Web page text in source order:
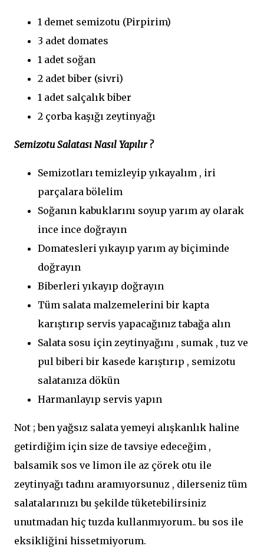
1 demet semizotu (Pirpirim)
3 adet domates
1 adet soğan
2 adet biber (sivri)
1 adet salçalık biber
2 çorba kaşığı zeytinyağı
Semizotu Salatası Nasıl Yapılır ?
Semizotları temizleyip yıkayalım , iri
parçalara bölelim
Soğanın kabuklarını soyup yarım ay olarak
ince ince doğrayın
Domatesleri yıkayıp yarım ay biçiminde
doğrayın
Biberleri yıkayıp doğrayın
Tüm salata malzemelerini bir kapta
karıştırıp servis yapacağınız tabağa alın
Salata sosu için zeytinyağını , sumak , tuz ve
pul biberi bir kasede karıştırıp , semizotu
salatanıza dökün
Harmanlayıp servis yapın
Not ; ben yağsız salata yemeyi alışkanlık haline
getirdiğim için size de tavsiye edeceğim ,
balsamik sos ve limon ile az çörek otu ile
zeytinyağı tadını aramıyorsunuz , dilerseniz tüm
salatalarınızı bu şekilde tüketebilirsiniz
unutmadan hiç tuzda kullanmıyorum.. bu sos ile
eksikliğini hissetmiyorum.